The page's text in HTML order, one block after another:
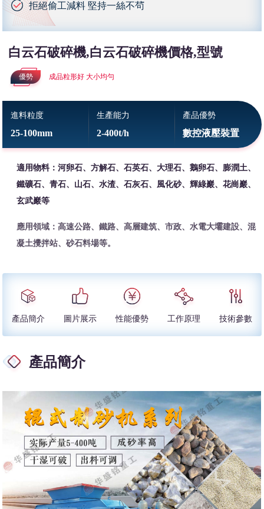
拒絕偷工減料 堅持一絲不茍
白云石破碎機,白云石破碎機價格,型號
優勢 成品粒形好 大小均勻
進料粒度
25-100mm
生產能力
2-400t/h
產品優勢
數控液壓裝置
適用物料：河卵石、方解石、石英石、大理石、鵝卵石、膨潤土、
鐵礦石、青石、山石、水渣、石灰石、風化砂、輝綠巖、花崗巖、
玄武巖等
應用領域：高速公路、鐵路、高層建筑、市政、水電大壩建設、混
凝土攪拌站、砂石料場等。
產品簡介 圖片展示 性能優勢 工作原理 技術參數
產品簡介